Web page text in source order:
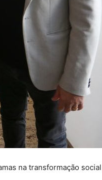
na transformação social